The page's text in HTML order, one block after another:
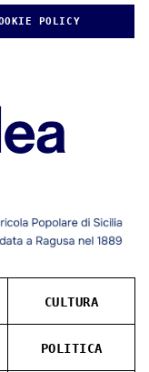
POLICY
CULTURA
POLITICA